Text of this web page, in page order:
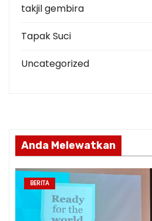
takjil gembira
Tapak Suci
Uncategorized
Anda Melewatkan
BERITA